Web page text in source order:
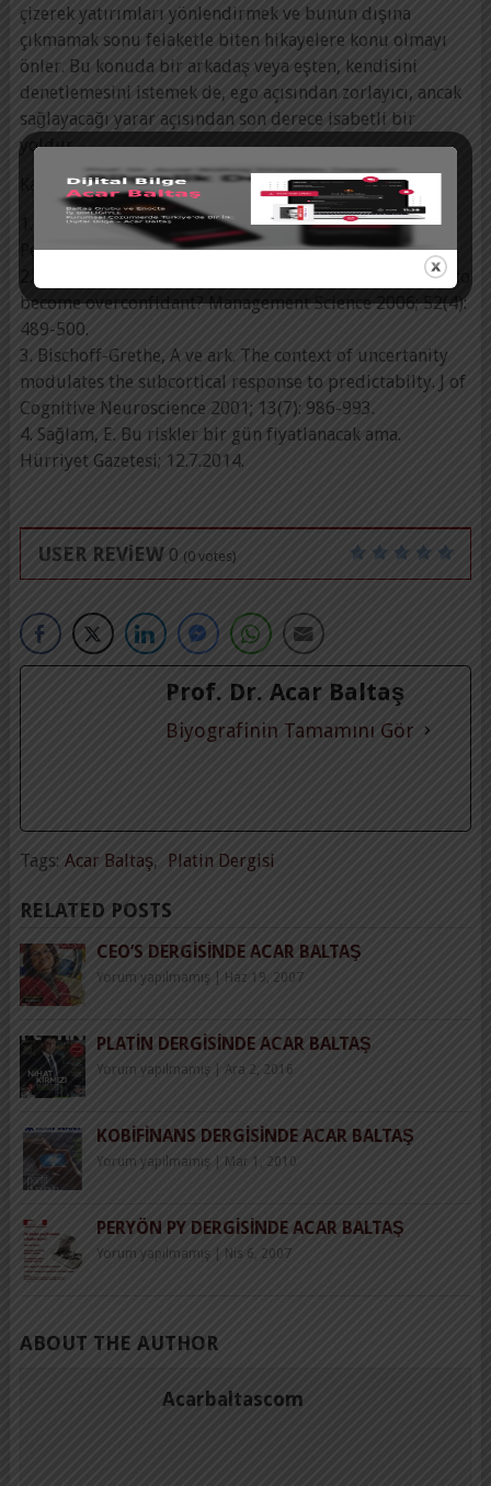
çizerek yatırımları yönlendirmek ve bunun dışına
çıkmamak sonu felaketle biten hikayelere konu olmayı
önler. Bu konuda bir arkadaş veya eşten, kendisini
denetlemesini istemek de, ego açısından zorlayıcı, ancak
sağlayacağı yarar açısından son derece isabetli bir
yoldur.
Kaynaklar:
1. Langer, E J, Roth, J. Heads I win, tails it’s chance. J of
Personality and Social Psychology 1975; 32.
2. Hilary, G, Menzly, L. Does past success leads analysts to
become overconfidant? Management Science 2006; 52(4):
489-500.
3. Bischoff-Grethe, A ve ark. The context of uncertanity
modulates the subcortical response to predictabilty. J of
Cognitive Neuroscience 2001; 13(7): 986-993.
4. Sağlam, E. Bu riskler bir gün fiyatlanacak ama.
Hürriyet Gazetesi; 12.7.2014.
USER REVIEW 0 (0votes)
Prof. Dr. Acar Baltaş
Biyografinin Tamamını Gör
Tags: Acar Baltaş, Platin Dergisi
RELATED POSTS
CEO’S DERGISINDE ACAR BALTAŞ
Yorum yapılmamış Haz 19, 2007
PLATIN DERGISINDE ACAR BALTAŞ
Yorum yapılmamış Ara 2, 2016
KOBIFINANS DERGISINDE ACAR BALTAŞ
Yorum yapılmamış Mar 1, 2010
PERYÖN PY DERGISINDE ACAR BALTAŞ
Yorum yapılmamış Nis 6, 2007
ABOUT THE AUTHOR
Acarbaltascom